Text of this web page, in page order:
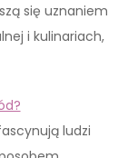
się uznaniem
i kulinariach,
ludzi